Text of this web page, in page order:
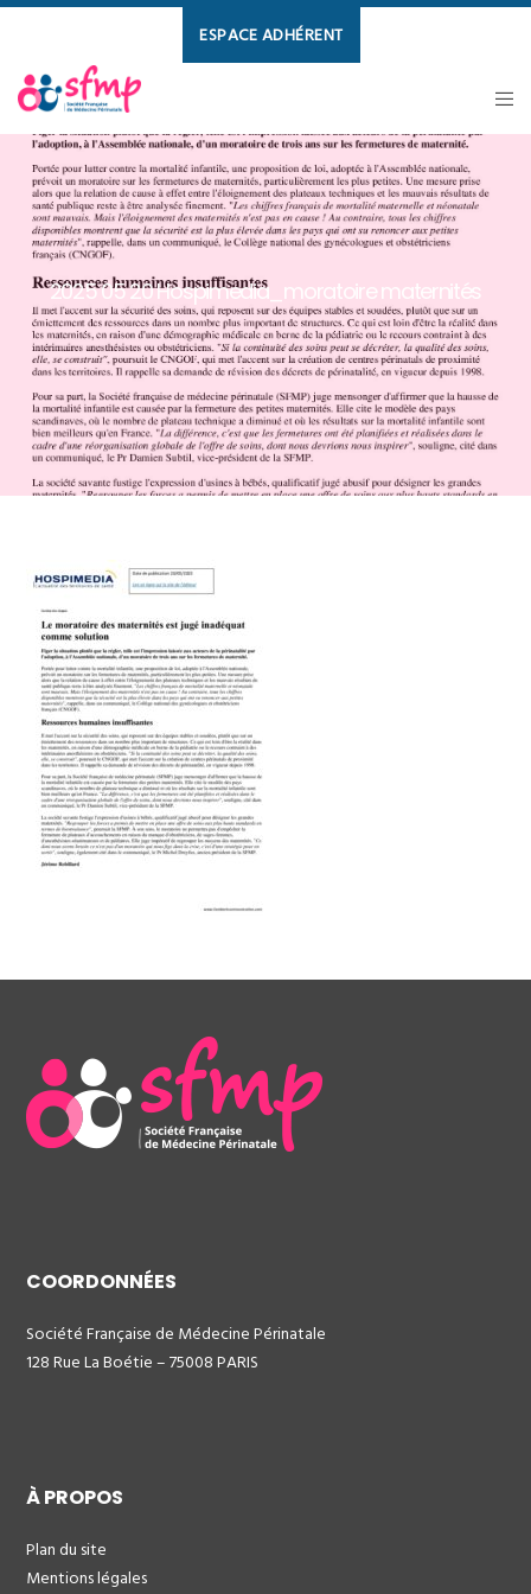
ESPACE ADHÉRENT
2025 05 20 Hospimedia_moratoire maternités
COORDONNÉES
Société Française de Médecine Périnatale
128 Rue La Boétie – 75008 PARIS
À PROPOS
Plan du site
Mentions légales